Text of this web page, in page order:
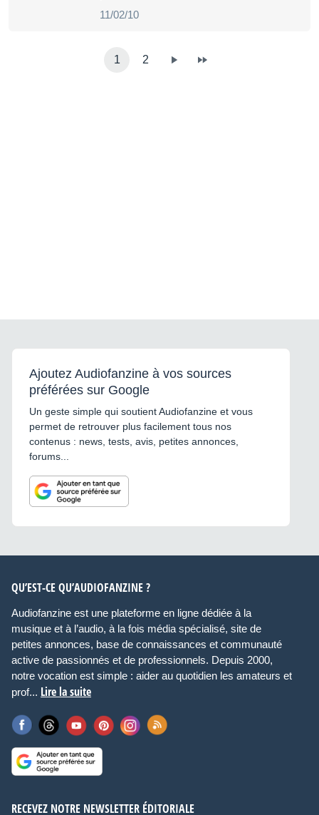
11/02/10
1 2
Ajoutez Audiofanzine à vos sources
préférées sur Google
Un geste simple qui soutient Audiofanzine et vous
permet de retrouver plus facilement tous nos
contenus : news, tests, avis, petites annonces,
forums...
QU’EST-CE QU’AUDIOFANZINE ?
Audiofanzine est une plateforme en ligne dédiée à la
musique et à l’audio, à la fois média spécialisé, site de
petites annonces, base de connaissances et communauté
active de passionnés et de professionnels. Depuis 2000,
notre vocation est simple : aider au quotidien les amateurs et
prof... Lire la suite
RECEVEZ NOTRE NEWSLETTER ÉDITORIALE